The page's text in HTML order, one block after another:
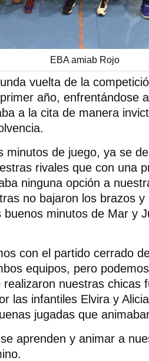
EBA amiab Rojo
vuelta de la
año, enfrentándose
a la cita de manera
minutos de juego, ya se
rivales que con una
ninguna opción a
no bajaron los brazos
buenos minutos de Mar y
con el partido cerrado
equipos, pero
nuestras chicas
las infantiles Elvira y
jugadas que
aprenden y animar a